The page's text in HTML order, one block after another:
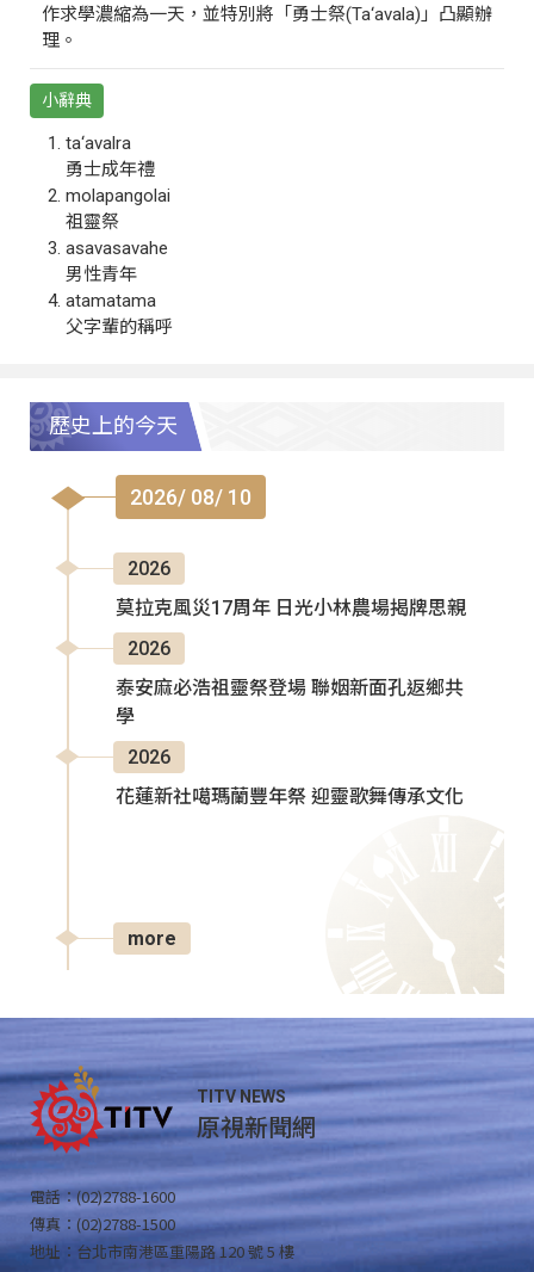
作求學濃縮為一天，並特別將「勇士祭(Ta‘avala)」凸顯辦
理。
小辭典
ta‘avalra
勇士成年禮
molapangolai
祖靈祭
asavasavahe
男性青年
atamatama
父字輩的稱呼
歷史上的今天
2026/ 08/ 10
2026
莫拉克風災17周年 日光小林農場揭牌思親
2026
泰安麻必浩祖靈祭登場 聯姻新面孔返鄉共
學
2026
花蓮新社噶瑪蘭豐年祭 迎靈歌舞傳承文化
more
TITV NEWS
原視新聞網
電話：(02)2788-1600
傳真：(02)2788-1500
地址：台北市南港區重陽路 120 號 5 樓